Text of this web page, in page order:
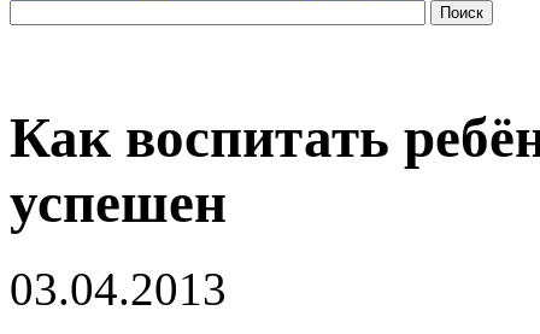
Поиск
Как воспитать
успешен
03.04.2013